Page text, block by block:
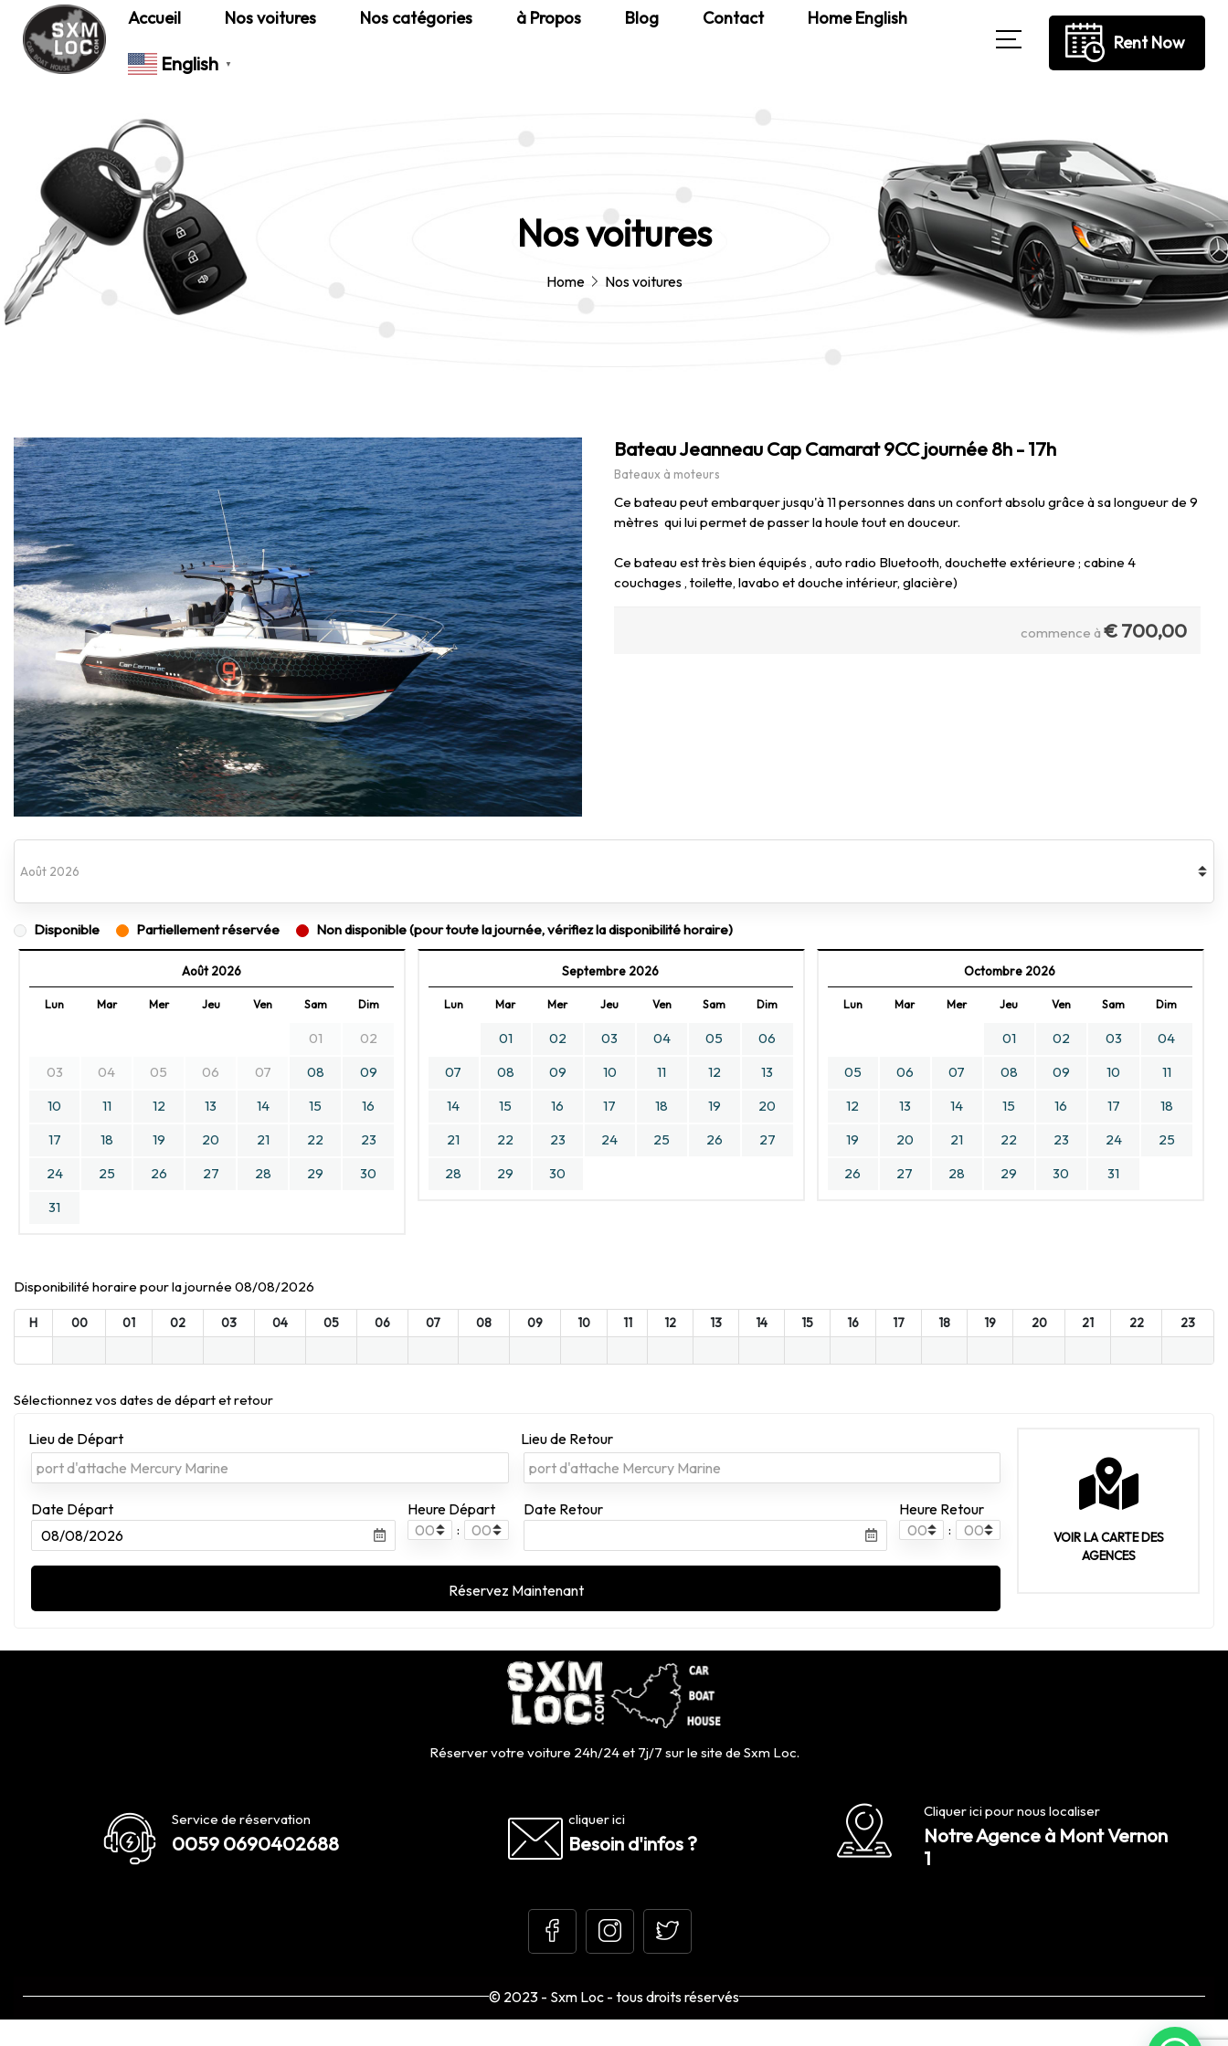
Accueil Nos voitures Nos catégories à Propos Blog Contact Home English
English ▼
Rent Now
Nos voitures
Home Nos voitures
Bateau Jeanneau Cap Camarat 9CC journée 8h - 17h
Bateaux à moteurs
Ce bateau peut embarquer jusqu'à 11 personnes dans un confort absolu grâce à sa longueur de 9
mètres qui lui permet de passer la houle tout en douceur.
Ce bateau est très bien équipés , auto radio Bluetooth, douchette extérieure ; cabine 4
couchages , toilette, lavabo et douche intérieur, glacière)
commence à €700,00
Disponible Partiellement réservée Non disponible (pour toute la journée, vérifiez la disponibilité horaire)
Août 2026
Lun Mar Mer Jeu Ven Sam Dim
01
02
03
04 05 06 07 08
09
10
11 12 13 14 15
16
17
18 19 20 21 22
23
24
25 26 27 28 29
30
31
Septembre 2026
Lun Mar Mer Jeu Ven Sam Dim
01 02 03 04 05
06
07
08 09 10 11 12
13
14
15 16 17 18 19
20
21
22 23 24 25 26
27
28
29 30
Octombre 2026
Lun Mar Mer Jeu Ven Sam Dim
01 02 03
04
05
06 07 08 09 10
11
12
13 14 15 16 17
18
19
20 21 22 23 24
25
26
27 28 29 30 31
Disponibilité horaire pour la journée 08/08/2026
H 00 01 02 03 04 05 06 07 08 09 10 11 12 13 14 15 16 17 18 19 20 21 22 23
Sélectionnez vos dates de départ et retour
Lieu de Départ Lieu de Retour
Date Départ Heure Départ
:
Date Retour Heure Retour
:
VOIR LA CARTE DES
AGENCES
Réserver votre voiture 24h/24 et 7j/7 sur le site de Sxm Loc.
Service de réservation
0059 0690402688
cliquer ici
Besoin d'infos ?
Cliquer ici pour nous localiser
Notre Agence à Mont Vernon
1
© 2023 - Sxm Loc - tous droits réservés